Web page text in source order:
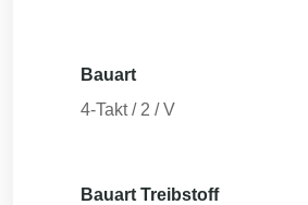
Bauart
4-Takt / 2 / V
Bauart Treibstoff